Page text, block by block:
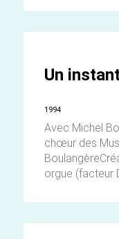
Un instant
1994
Avec Michel
chœur des
orgue (facteur